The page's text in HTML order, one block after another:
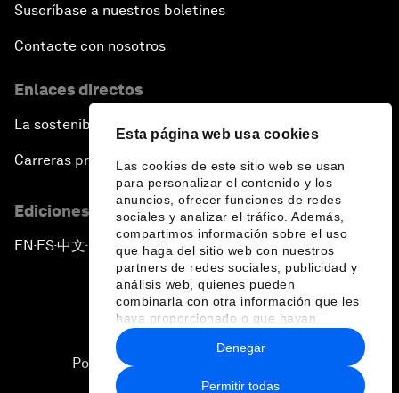
Esta página web usa cookies
Las cookies de este sitio web se usan
para personalizar el contenido y los
anuncios, ofrecer funciones de redes
sociales y analizar el tráfico. Además,
compartimos información sobre el uso
que haga del sitio web con nuestros
partners de redes sociales, publicidad y
análisis web, quienes pueden
combinarla con otra información que les
haya proporcionado o que hayan
recopilado a partir del uso que haya
hecho de sus servicios.
Permitir todas
Denegar
Suscríbase a nuestros boletines
Contacte con nosotros
Enlaces directos
La sostenibilidad en el Foro
Carreras profesionales
Ediciones en otros idiomas
EN ▪ES▪中文▪ 日本語
Política de privacidad y normas de uso